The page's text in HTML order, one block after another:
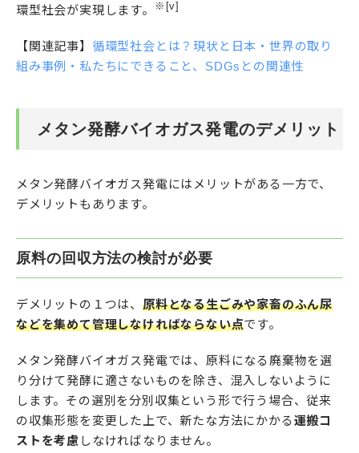
環型社会が実現します。
※[v]
【関連記事】 循環型社会とは？現状と日本・世界の取り
組み事例・私たちにできること、SDGsとの関連性
メタン発酵バイオガス発電のデメリット
メタン発酵バイオガス発電にはメリットがある一方で、
デメリットもあります。
原料の回収方法の検討が必要
デメリットの１つは、 原料となる生ごみや家畜のふん尿
などを集めて管理しなければならない点です。
メタン発酵バイオガス発電では、原料になる廃棄物を選
り分けて発酵に適さないものを除き、混入しないように
します。その選別を分別収集という形で行う場合、従来
の収集形態を変更した上で、新たな方法にかかる 運搬コ
ストを考慮 しなければなりません。